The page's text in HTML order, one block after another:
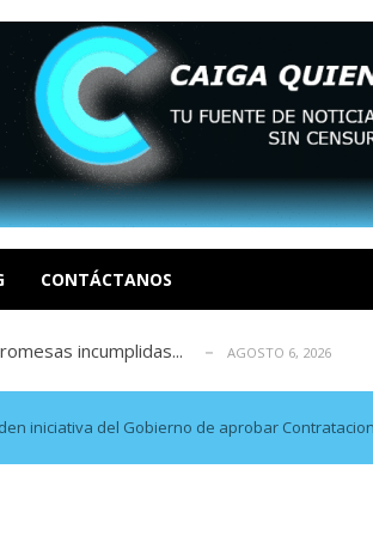
CONTÁCTANOS
en el Minister... AGOSTO 6, 2026
por el auge de... AGOSTO 6, 2026
ahora no había ...
Duzoglou L.
incumplidas... AGOSTO 6, 2026
en el Minister... AGOSTO 6, 2026
por el auge de... AGOSTO 6, 2026
ahora no había ... AGOSTO 6, 2026
iniciativa del Gobierno de aprobar